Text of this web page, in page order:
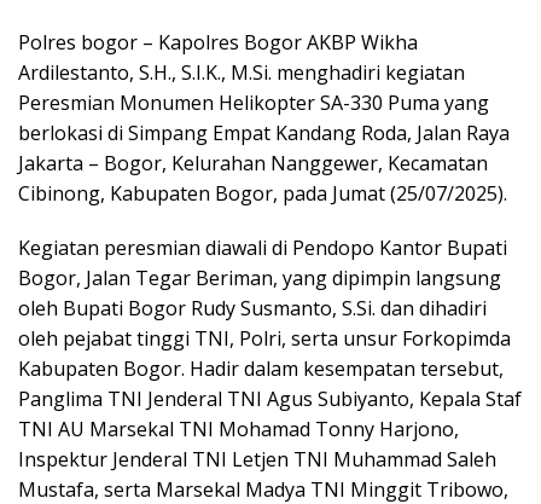
Polres bogor – Kapolres Bogor AKBP Wikha
Ardilestanto, S.H., S.I.K., M.Si. menghadiri kegiatan
Peresmian Monumen Helikopter SA-330 Puma yang
berlokasi di Simpang Empat Kandang Roda, Jalan Raya
Jakarta – Bogor, Kelurahan Nanggewer, Kecamatan
Cibinong, Kabupaten Bogor, pada Jumat (25/07/2025).
Kegiatan peresmian diawali di Pendopo Kantor Bupati
Bogor, Jalan Tegar Beriman, yang dipimpin langsung
oleh Bupati Bogor Rudy Susmanto, S.Si. dan dihadiri
oleh pejabat tinggi TNI, Polri, serta unsur Forkopimda
Kabupaten Bogor. Hadir dalam kesempatan tersebut,
Panglima TNI Jenderal TNI Agus Subiyanto, Kepala Staf
TNI AU Marsekal TNI Mohamad Tonny Harjono,
Inspektur Jenderal TNI Letjen TNI Muhammad Saleh
Mustafa, serta Marsekal Madya TNI Minggit Tribowo,